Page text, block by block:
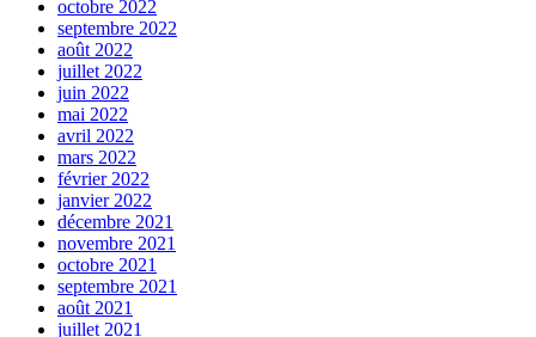
octobre 2022
septembre 2022
août 2022
juillet 2022
juin 2022
mai 2022
avril 2022
mars 2022
février 2022
janvier 2022
décembre 2021
novembre 2021
octobre 2021
septembre 2021
août 2021
juillet 2021